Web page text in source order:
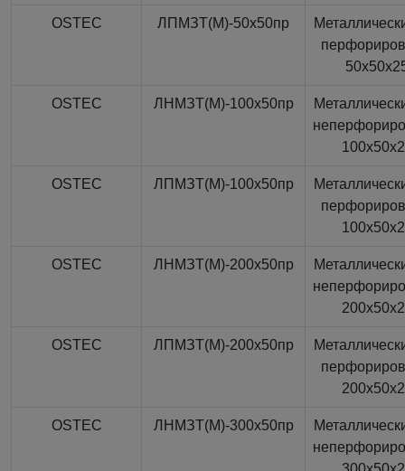
OSTEC ЛПМЗТ(М)-50x50пр
OSTEC ЛНМЗТ(М)-100x50пр
OSTEC ЛПМЗТ(М)-100x50пр
OSTEC ЛНМЗТ(М)-200x50пр
OSTEC ЛПМЗТ(М)-200x50пр
OSTEC ЛНМЗТ(М)-300x50пр